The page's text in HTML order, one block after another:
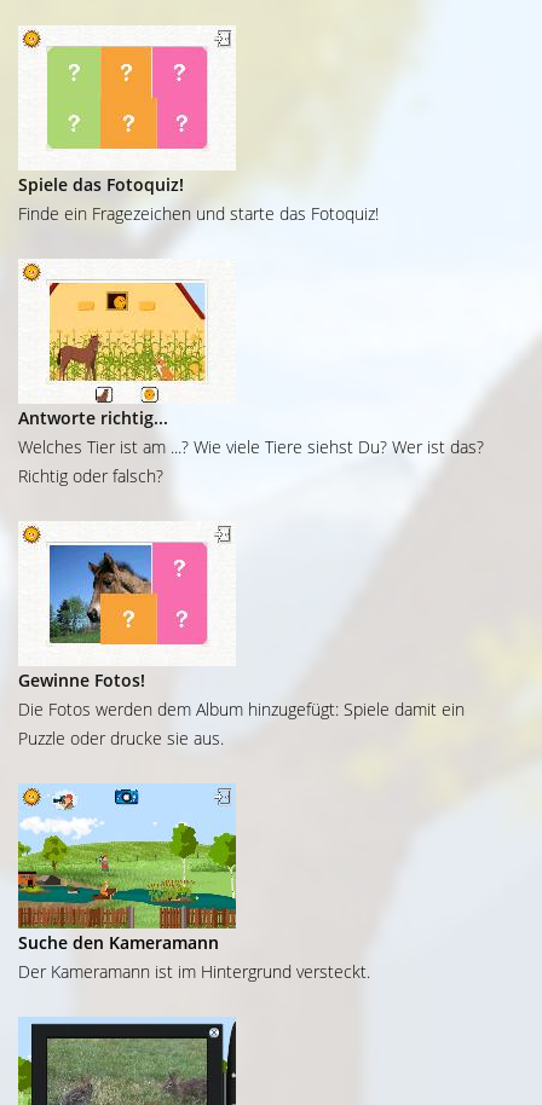
Spiele das Fotoquiz!
Finde ein Fragezeichen und starte das Fotoquiz!
Antworte richtig...
Welches Tier ist am ...? Wie viele Tiere siehst Du? Wer ist das?
Richtig oder falsch?
Gewinne Fotos!
Die Fotos werden dem Album hinzugefügt: Spiele damit ein
Puzzle oder drucke sie aus.
Suche den Kameramann
Der Kameramann ist im Hintergrund versteckt.